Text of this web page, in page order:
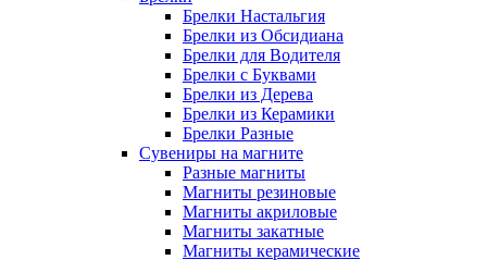
Брелки Настальгия
Брелки из Обсидиана
Брелки для Водителя
Брелки с Буквами
Брелки из Дерева
Брелки из Керамики
Брелки Разные
Сувениры на магните
Разные магниты
Магниты резиновые
Магниты акриловые
Магниты закатные
Магниты керамические